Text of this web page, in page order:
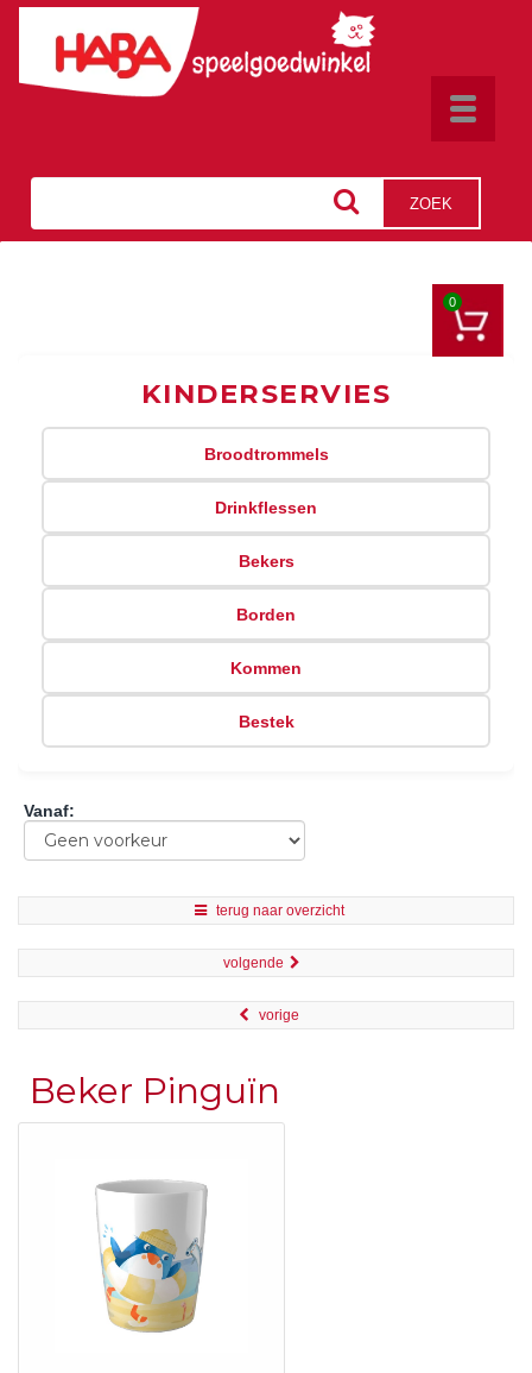
Toggle
ZOEK
0
KINDERSERVIES
Broodtrommels
Drinkflessen
Bekers
Borden
Kommen
Bestek
Vanaf:
terug naar overzicht
volgende
vorige
Beker Pinguïn